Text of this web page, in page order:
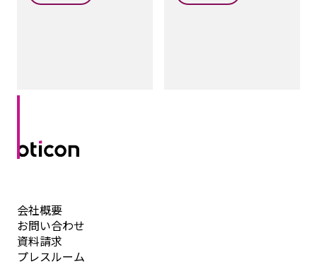
会社概要
お問い合わせ
資料請求
プレスルーム